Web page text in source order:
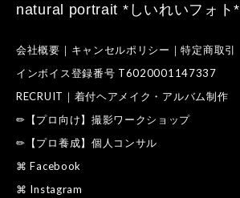
natural portrait *しいれいフォト*
会社概要｜キャンセルポリシー｜特定商取引
インボイス登録番号 T6020001147337
RECRUIT｜着付ヘアメイク・アルバム制作
✏【プロ向け】撮影ワークショップ
✏【プロ養成】個人コンサル
⌘ Facebook
⌘ Instagram